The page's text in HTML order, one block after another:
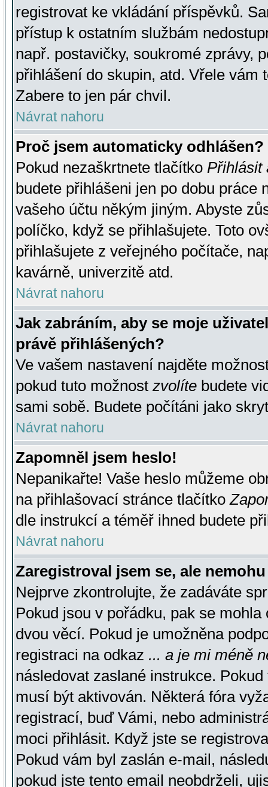
registrovat ke vkládání příspěvků.
přístup k ostatním službám
např. postavičky, soukromé zprávy,
přihlášení do skupin, atd. Vřele vám
Zabere to jen pár chvil.
Návrat nahoru
Proč jsem automaticky odhlášen?
Pokud nezaškrtnete tlačítko Přihlásit
budete přihlášeni jen po dobu práce
vašeho účtu někým jiným. Abyste
políčko, když se přihlašujete. Toto
přihlašujete z veřejného počítače,
kavárně, univerzitě atd.
Návrat nahoru
Jak zabráním, aby se moje
právě přihlášených?
Ve vašem nastavení najděte
pokud tuto možnost zvolíte budete
sami sobě. Budete počítáni jako
Návrat nahoru
Zapomněl jsem heslo!
Nepanikařte! Vaše heslo můžeme
na přihlašovací stránce tlačítko
dle instrukcí a téměř ihned budete
Návrat nahoru
Zaregistroval jsem se, ale
Nejprve zkontrolujte, že zadáváte
Pokud jsou v pořádku, pak se
dvou věcí. Pokud je umožněna
registraci na odkaz ... a je mi méně
následovat zaslané instrukce.
musí být aktivován. Některá fóra
registrací, buď Vámi, nebo
moci přihlásit. Když jste se
Pokud vám byl zaslán e-mail,
pokud jste tento email neobdrželi,